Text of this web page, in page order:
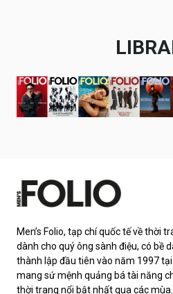
Men’s Folio, tạp chí quốc tế về thời
dành cho quý ông sành điệu, có bề
thành lập đầu tiên vào năm 1997 tại
mang sứ mệnh quảng bá tài năng
thời trang nổi bật nhất qua các